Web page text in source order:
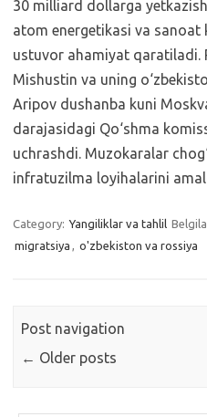
30 milliard dollarga
atom energetikasi va
ustuvor ahamiyat qaratiladi.
Mishustin va uning
Aripov dushanba kuni
darajasidagi Qo‘shma
uchrashdi. Muzokaralar
infratuzilma loyihalarini
Category: Yangiliklar va tahlil
migratsiya , o'zbekiston va rossiya
Post navigation
← Older posts